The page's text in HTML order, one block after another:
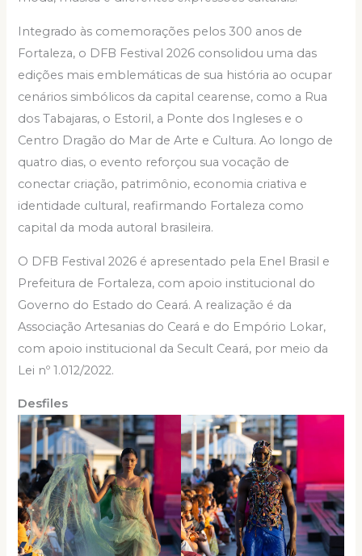
Integrado às comemorações pelos 300 anos de
Fortaleza, o DFB Festival 2026 consolidou uma das
edições mais emblemáticas de sua história ao ocupar
cenários simbólicos da capital cearense, como a Rua
dos Tabajaras, o Estoril, a Ponte dos Ingleses e o
Centro Dragão do Mar de Arte e Cultura. Ao longo de
quatro dias, o evento reforçou sua vocação de
conectar criação, patrimônio, economia criativa e
identidade cultural, reafirmando Fortaleza como
capital da moda autoral brasileira.
O DFB Festival 2026 é apresentado pela Enel Brasil e
Prefeitura de Fortaleza, com apoio institucional do
Governo do Estado do Ceará. A realização é da
Associação Artesanias do Ceará e do Empório Lokar,
com apoio institucional da Secult Ceará, por meio da
Lei nº 1.012/2022.
Desfiles